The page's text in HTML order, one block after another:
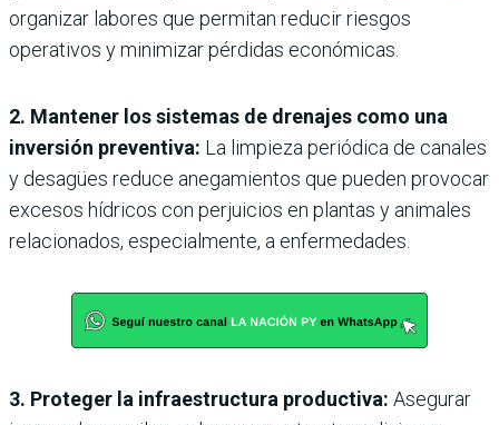
organizar labores que permitan reducir riesgos
operativos y minimizar pérdidas económicas.
2. Mantener los sistemas de drenajes como una
inversión preventiva: La limpieza periódica de canales
y desagües reduce anegamientos que pueden provocar
excesos hídricos con perjuicios en plantas y animales
relacionados, especialmente, a enfermedades.
3. Proteger la infraestructura productiva: Asegurar